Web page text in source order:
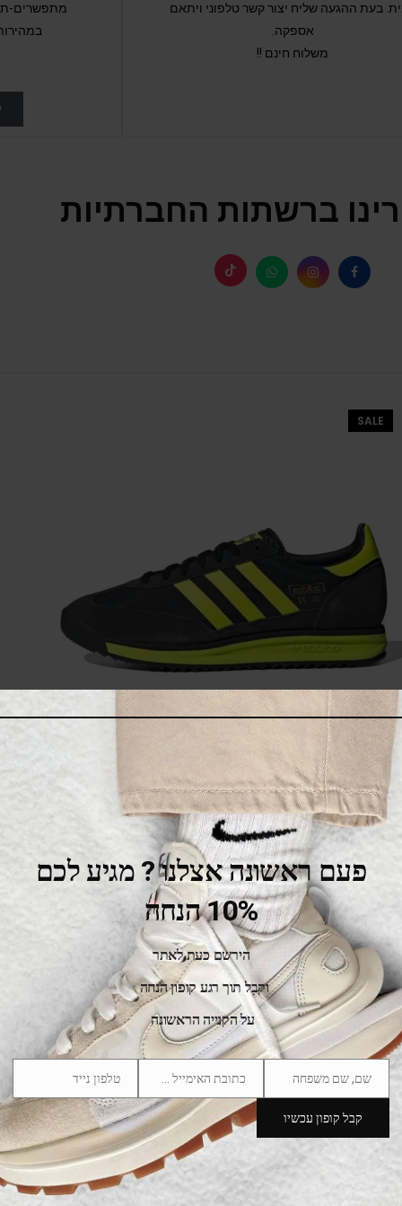
בעת ההגעה שליח יצור קשר טלפוני ויתאם
אספקה.
משלוח חינם !!
מתפשרים-
ברשתות החברתיות
SALE
adidas SL 72 RS Black Solar Yellow
520.00₪
440.00 ₪
פעם ראשונה אצלנו ? מגיע לכם
10% הנחה
הירשם כעת לאתר
וקבל תוך רגע קופון הנחה
על הקנייה הראשונה
Name
שם, שם משפחה Email
Phone
Number
טלפון נייד
קבל קופון עכשיו